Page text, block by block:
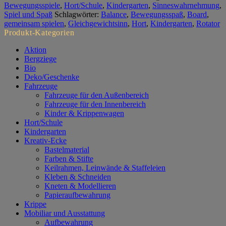
Bewegungsspiele, Hort/Schule, Kindergarten, Sinneswahrnehmung,
Spiel und Spaß Schlagwörter: Balance, Bewegungsspaß, Board,
gemeinsam spielen, Gleichgewichtsinn, Hort, Kindergarten, Rotator
Produkt-Kategorien
Aktion
Bergziege
Bio
Deko/Geschenke
Fahrzeuge
Fahrzeuge für den Außenbereich
Fahrzeuge für den Innenbereich
Kinder & Krippenwagen
Hort/Schule
Kindergarten
Kreativ-Ecke
Bastelmaterial
Farben & Stifte
Keilrahmen, Leinwände & Staffeleien
Kleben & Schneiden
Kneten & Modellieren
Papieraufbewahrung
Krippe
Mobiliar und Ausstattung
Aufbewahrung